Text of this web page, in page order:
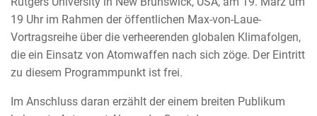
19 Uhr im Rahmen der öffentlichen Max-von-Laue-
Vortragsreihe über die verheerenden globalen Klimafolgen,
die ein Einsatz von Atomwaffen nach sich zöge. Der Eintritt
zu diesem Programmpunkt ist frei.
Im Anschluss daran erzählt der einem breiten Publikum